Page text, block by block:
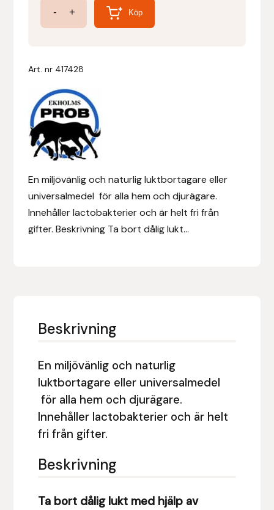
-
Stinkkiller
-
+ Köp
Art. nr 417428
En miljövänlig och naturlig luktbortagare eller
universalmedel för alla hem och djurägare.
Innehåller lactobakterier och är helt fri från
gifter. Beskrivning Ta bort dålig lukt...
Beskrivning
En miljövänlig och naturlig
luktbortagare eller universalmedel
för alla hem och djurägare.
Innehåller lactobakterier och är helt
fri från gifter.
Beskrivning
Ta bort dålig lukt med hjälp av
Denni Design
Draupnir
Dy’on
E.A. Mattes
Eclipse Biofarmab
Ekholm Nordic
EQUES
EQUES | KINGSLAND
Equipage
Eric LeTixerant
Eskadron